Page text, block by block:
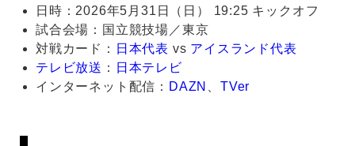
日時：2026年5月31日（日） 19:25 キックオフ
試合会場：国立競技場／東京
対戦カード：
日本代表 vs アイスランド代表
テレビ放送 ：
日本テレビ
インターネット配信： DAZN 、TVer